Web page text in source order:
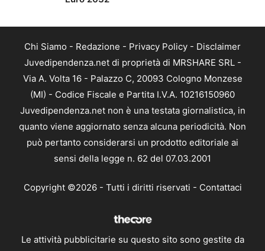
Chi Siamo - Redazione - Privacy Policy - Disclaimer
Juvedipendenza.net di proprietà di MRSHARE SRL -
Via A. Volta 16 - Palazzo C, 20093 Cologno Monzese
(MI) - Codice Fiscale e Partita I.V.A. 10216150960
Juvedipendenza.net non è una testata giornalistica, in
quanto viene aggiornato senza alcuna periodicità. Non
può pertanto considerarsi un prodotto editoriale ai
sensi della legge n. 62 del 07.03.2001
Copyright ©2026 - Tutti i diritti riservati - Contattaci
Le attività pubblicitarie su questo sito sono gestite da